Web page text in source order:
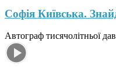
Софія Київська.
Автограф тисячолітньої